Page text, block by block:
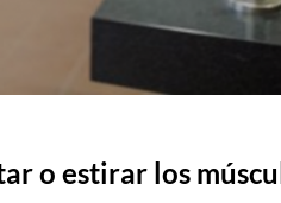
o estirar los